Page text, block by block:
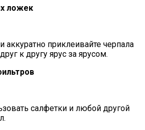
ложек
аккуратно приклеивайте черпала
к другу ярус за ярусом.
салфетки и любой другой